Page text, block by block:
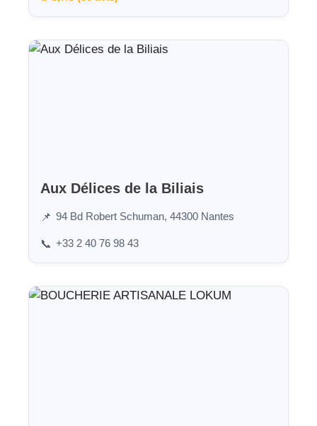
Aux Délices de la Biliais
📌 94 Bd Robert Schuman, 44300 Nantes
📞 +33 2 40 76 98 43